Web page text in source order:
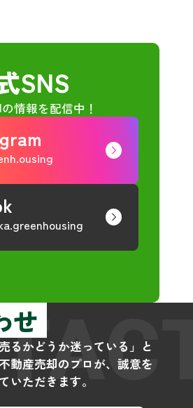
SNS
情報を配信中！
せ
るかどうか迷っている」と
動産売却のプロが、誠意を
いただきます。